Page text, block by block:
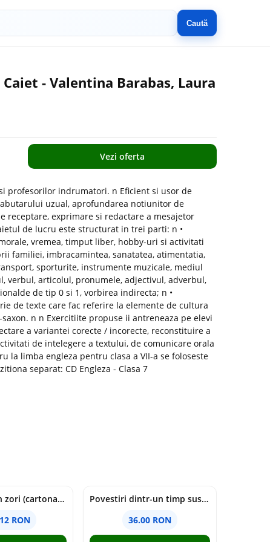
Caută
Caiet - Valentina Barabas, Laura
Vezi oferta
profesorilor indrumatori. n Eficient si usor de
uzual, aprofundarea notiunitor de
receptare, exprimare si redactare a mesajetor
de lucru este structurat in trei parti: n •
vremea, timput liber, hobby-uri si activitati
familiei, imbracamintea, sanatatea, atimentatia,
sporturite, instrumente muzicale, mediul
verbul, articolul, pronumele, adjectivul, adverbul,
de tip 0 si 1, vorbirea indirecta; n •
de texte care fac referire la elemente de cultura
n n Exercitiite propuse ii antreneaza pe elevi
a variantei corecte / incorecte, reconstituire a
de intelegere a textului, de comunicare orala
la limba engleza pentru clasa a VII-a se foloseste
separat: CD Engleza - Clasa 7
cine moare in zori (cartonata) - holly jackson
RON
Povestiri dintr-un timp suspendat - Simona Mihutiu
36.00 RON